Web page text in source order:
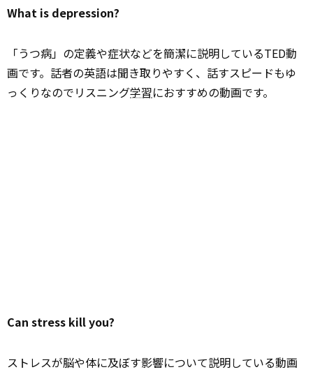
What is depression?
「うつ病」の定義や症状などを簡潔に説明しているTED動
画です。話者の英語は聞き取りやすく、話すスピードもゆ
っくりなのでリスニング学習におすすめの動画です。
Can stress kill you?
ストレスが脳や体に及ぼす影響について説明している動画